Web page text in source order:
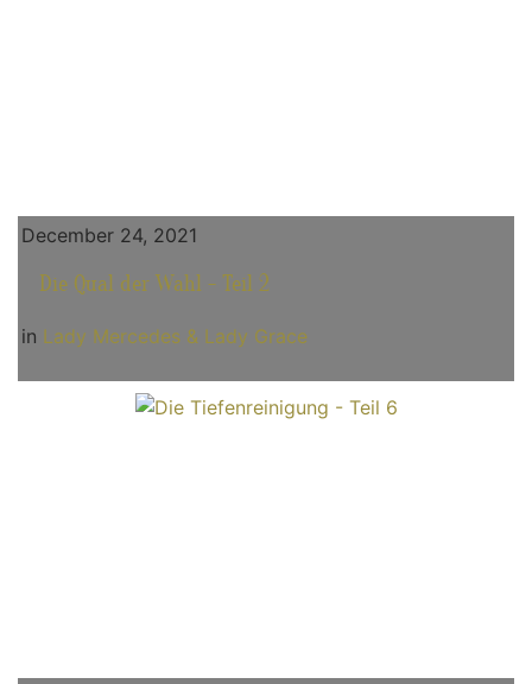
December 24, 2021
Die Qual der Wahl - Teil 2
in Lady Mercedes & Lady Grace